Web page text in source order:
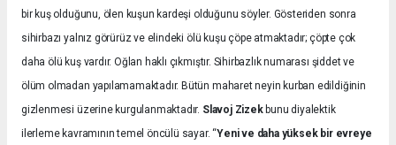
bir kuş olduğunu, ölen kuşun kardeşi olduğunu söyler. Gösteriden sonra
sihirbazı yalnız görürüz ve elindeki ölü kuşu çöpe atmaktadır; çöpte çok
daha ölü kuş vardır. Oğlan haklı çıkmıştır. Sihirbazlık numarası şiddet ve
ölüm olmadan yapılamamaktadır. Bütün maharet neyin kurban edildiğinin
gizlenmesi üzerine kurgulanmaktadır. Slavoj Zizekbunu diyalektik
ilerleme kavramının temel öncülü sayar. “Yeni ve daha yüksek bir evreye